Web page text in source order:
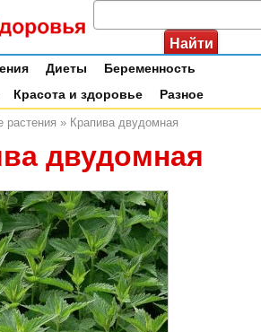
Диеты
Беременность
Красота и здоровье Разное
растения » Крапива двудомная
двудомная